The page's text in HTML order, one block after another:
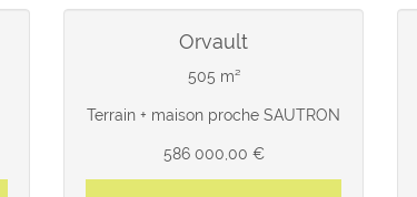
orvault
505 m²
Terrain + maison proche SAUTRON
586 000,00 €